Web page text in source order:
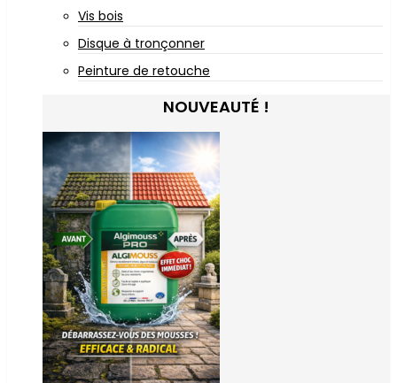
Vis bois
Disque à tronçonner
Peinture de retouche
NOUVEAUTÉ !